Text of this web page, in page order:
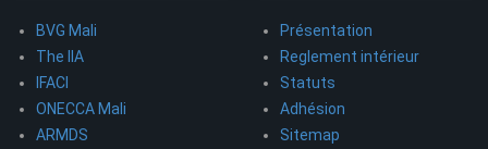
BVG Mali
The IIA
IFACI
ONECCA Mali
ARMDS
Présentation
Reglement intérieur
Statuts
Adhésion
Sitemap